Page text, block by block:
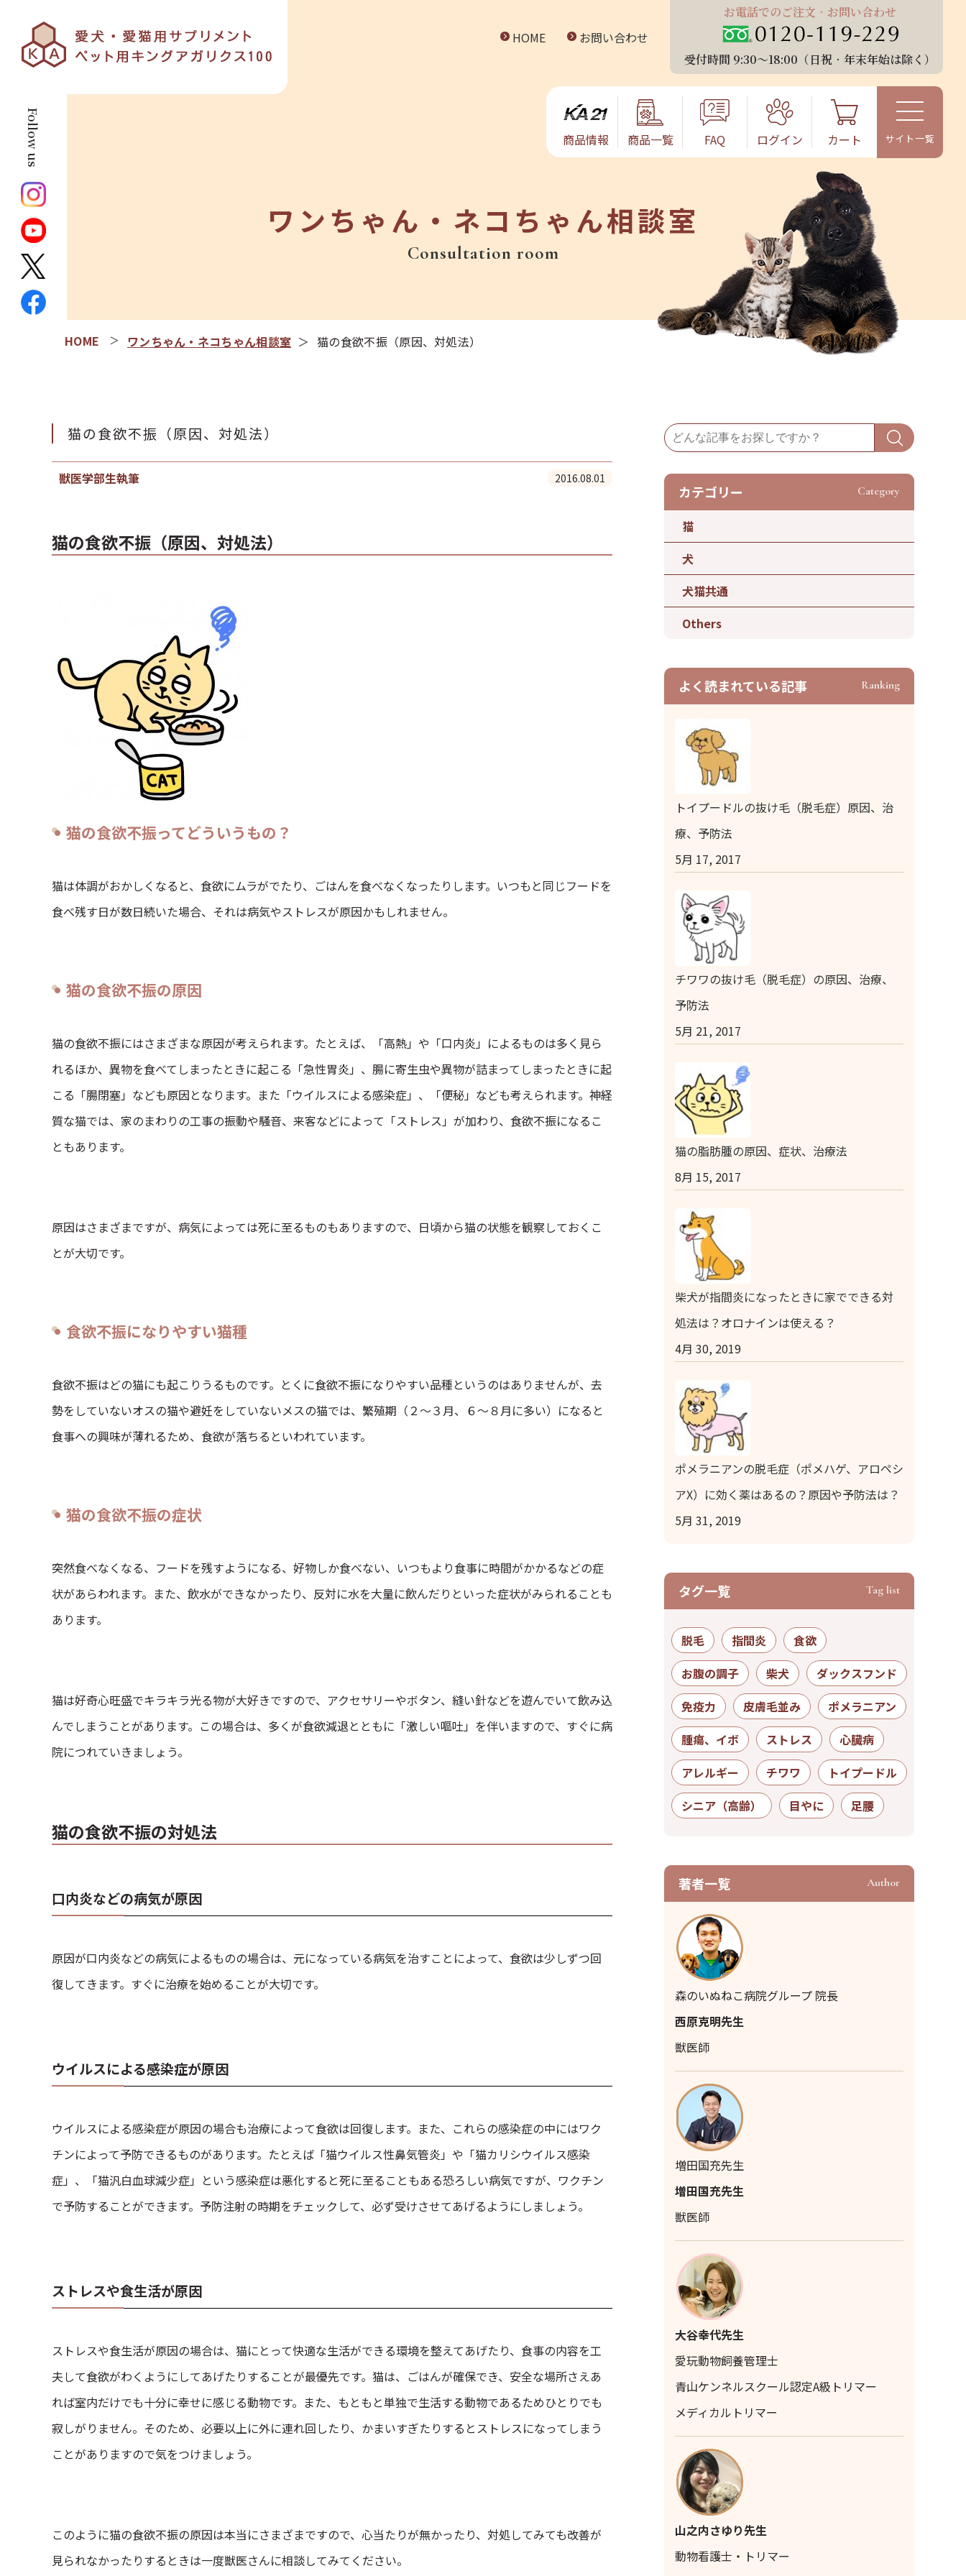
HOME お問い合わせ
お電話でのご注⽂‧お問い合わせ
受付時間 9:30〜18:00（⽇祝‧年末年始は除く）
商品情報 商品⼀覧 FAQ ログイン カート
ワンちゃん・ネコちゃん相談室
Consultation room
ワンちゃん・ネコちゃん相談室 猫の食欲不振（原因、対処法）
Follow us
猫の食欲不振（原因、対処法）
獣医学部生執筆 2016.08.01
猫の食欲不振（原因、対処法）
猫の食欲不振ってどういうもの？
猫は体調がおかしくなると、食欲にムラがでたり、ごはんを食べなくなったりします。いつもと同じフードを
食べ残す日が数日続いた場合、それは病気やストレスが原因かもしれません。
猫の食欲不振の原因
猫の食欲不振にはさまざまな原因が考えられます。たとえば、「高熱」や「口内炎」によるものは多く見ら
れるほか、異物を食べてしまったときに起こる「急性胃炎」、腸に寄生虫や異物が詰まってしまったときに起
こる「腸閉塞」なども原因となります。また「ウイルスによる感染症」、「便秘」なども考えられます。神経
質な猫では、家のまわりの工事の振動や騒音、来客などによって「ストレス」が加わり、食欲不振になるこ
ともあります。
原因はさまざまですが、病気によっては死に至るものもありますので、日頃から猫の状態を観察しておくこ
とが大切です。
食欲不振になりやすい猫種
食欲不振はどの猫にも起こりうるものです。とくに食欲不振になりやすい品種というのはありませんが、去
勢をしていないオスの猫や避妊をしていないメスの猫では、繁殖期（２〜３月、６〜８月に多い）になると
食事への興味が薄れるため、食欲が落ちるといわれています。
猫の食欲不振の症状
突然食べなくなる、フードを残すようになる、好物しか食べない、いつもより食事に時間がかかるなどの症
状があらわれます。また、飲水ができなかったり、反対に水を大量に飲んだりといった症状がみられることも
あります。
猫は好奇心旺盛でキラキラ光る物が大好きですので、アクセサリーやボタン、縫い針などを遊んでいて飲み込
んでしまうことがあります。この場合は、多くが食欲減退とともに「激しい嘔吐」を伴いますので、すぐに病
院につれていきましょう。
猫の食欲不振の対処法
口内炎などの病気が原因
原因が口内炎などの病気によるものの場合は、元になっている病気を治すことによって、食欲は少しずつ回
復してきます。すぐに治療を始めることが大切です。
ウイルスによる感染症が原因
ウイルスによる感染症が原因の場合も治療によって食欲は回復します。また、これらの感染症の中にはワク
チンによって予防できるものがあります。たとえば「猫ウイルス性鼻気管炎」や「猫カリシウイルス感染
症」、「猫汎白血球減少症」という感染症は悪化すると死に至ることもある恐ろしい病気ですが、ワクチン
で予防することができます。予防注射の時期をチェックして、必ず受けさせてあげるようにしましょう。
ストレスや食生活が原因
ストレスや食生活が原因の場合は、猫にとって快適な生活ができる環境を整えてあげたり、食事の内容を工
夫して食欲がわくようにしてあげたりすることが最優先です。猫は、ごはんが確保でき、安全な場所さえあ
れば室内だけでも十分に幸せに感じる動物です。また、もともと単独で生活する動物であるためひとりでも
寂しがりません。そのため、必要以上に外に連れ回したり、かまいすぎたりするとストレスになってしまう
ことがありますので気をつけましょう。
このように猫の食欲不振の原因は本当にさまざまですので、心当たりが無かったり、対処してみても改善が
見られなかったりするときは一度獣医さんに相談してみてください。
カテゴリー Category
猫
犬
犬猫共通
Others
よく読まれている記事 Ranking
トイプードルの抜け毛（脱毛症）原因、治
療、予防法
5月 17, 2017
チワワの抜け毛（脱毛症）の原因、治療、
予防法
5月 21, 2017
猫の脂肪腫の原因、症状、治療法
8月 15, 2017
柴犬が指間炎になったときに家でできる対
処法は？オロナインは使える？
4月 30, 2019
ポメラニアンの脱毛症（ポメハゲ、アロペシ
アX）に効く薬はあるの？原因や予防法は？
5月 31, 2019
タグ⼀覧 Tag list
脱毛 指間炎
食欲
お腹の調子
柴犬
ダックスフンド
免疫力
皮膚毛並み
ポメラニアン
腫瘍、イボ
ストレス
心臓病
アレルギー
チワワ
トイプードル
シニア（高齢）
目やに 足腰
著者⼀覧 Author
森のいぬねこ病院グループ 院長
西原克明先生
獣医師
増田国充先生
増田国充先生
獣医師
大谷幸代先生
愛玩動物飼養管理士
青山ケンネルスクール認定A級トリマー
メディカルトリマー
山之内さゆり先生
動物看護士・トリマー